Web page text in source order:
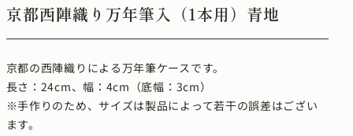
京都西陣織り万年筆入（1本用）青地
京都の西陣織りによる万年筆ケースです。
長さ：24cm、幅：4cm（底幅：3cm）
※手作りのため、サイズは製品によって若干の誤差はござい
ます。